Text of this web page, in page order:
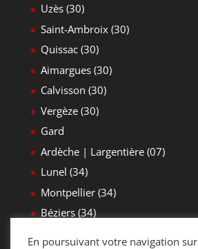
Uzès (30)
Saint-Ambroix (30)
Quissac (30)
Aimargues (30)
Calvisson (30)
Vergèze (30)
Gard
Ardèche | Largentière (07)
Lunel (34)
Montpellier (34)
Béziers (34)
En poursuivant votre navigation sur